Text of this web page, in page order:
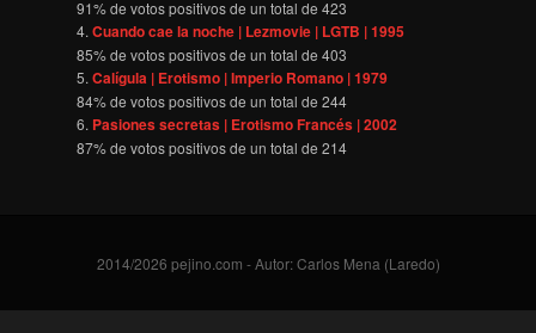
91% de votos positivos de un total de423
Cuando cae la noche | Lezmovie | LGTB | 1995
85% de votos positivos de un total de403
Calígula | Erotismo | Imperio Romano | 1979
84% de votos positivos de un total de244
Pasiones secretas | Erotismo Francés | 2002
87% de votos positivos de un total de214
2014/2026 pejino.com - Autor: Carlos Mena (Laredo)